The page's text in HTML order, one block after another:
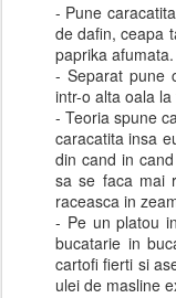
- Pune
de dafin, ceapa
paprika afumata.
- Separat pune
intr-o alta oala la
- Teoria spune
caracatita insa
din cand in
sa se faca mai
raceasca in
- Pe un platou
bucatarie in
cartofi fierti si
ulei de masline